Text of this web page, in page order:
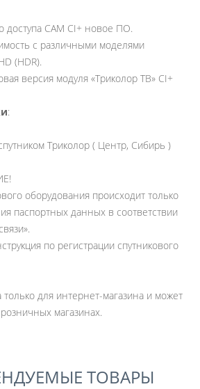
доступа CAM CI+ новое ПО.
с различными моделями
(HDR).
версия модуля «Триколор ТВ» CI+
:
Триколор ( Центр, Сибирь )
оборудования происходит только
паспортных данных в соответствии
по регистрации спутникового
для интернет-магазина и может
магазинах.
ТОВАРЫ